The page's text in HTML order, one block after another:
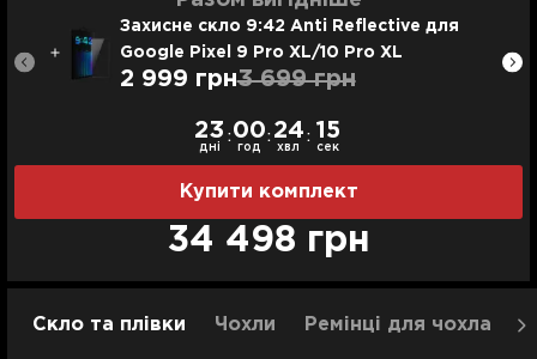
Захисне скло 9:42 Anti Reflective для
Google Pixel 9 Pro XL/10 Pro XL
2 999 грн3 699 грн
23
дні
: 00
год
: 24
хвл
: 13
сек
34 498 грн
Купити комплект
Скло та плівки Чохли Ремінці для чохла